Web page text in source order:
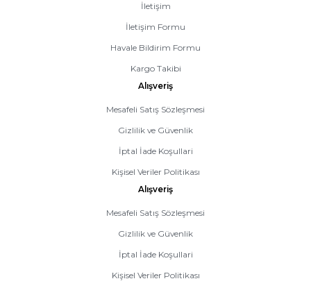
İletişim
İletişim Formu
Havale Bildirim Formu
Kargo Takibi
Alışveriş
Mesafeli Satış Sözleşmesi
Gizlilik ve Güvenlik
İptal İade Koşullari
Kişisel Veriler Politikası
Alışveriş
Mesafeli Satış Sözleşmesi
Gizlilik ve Güvenlik
İptal İade Koşullari
Kişisel Veriler Politikası